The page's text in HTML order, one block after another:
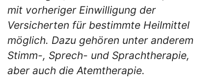
mit vorheriger Einwilligung der
Versicherten für bestimmte Heilmittel
möglich. Dazu gehören unter anderem
Stimm-, Sprech- und Sprachtherapie,
aber auch die Atemtherapie.